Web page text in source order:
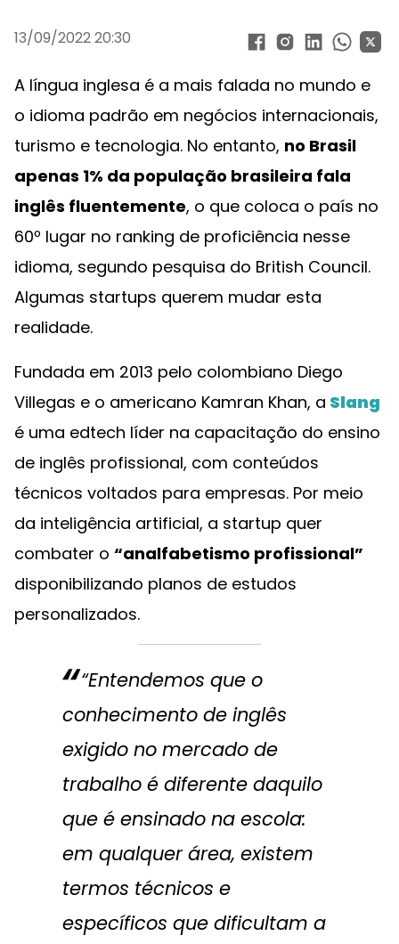
13/09/2022 20:30
A língua inglesa é a mais falada no mundo e
o idioma padrão em negócios internacionais,
turismo e tecnologia. No entanto, no Brasil
apenas 1% da população brasileira fala
inglês fluentemente, o que coloca o país no
60º lugar no ranking de proficiência nesse
idioma, segundo pesquisa do British Council.
Algumas startups querem mudar esta
realidade.
Fundada em 2013 pelo colombiano Diego
Villegas e o americano Kamran Khan, a Slang
é uma edtech líder na capacitação do ensino
de inglês profissional, com conteúdos
técnicos voltados para empresas. Por meio
da inteligência artificial, a startup quer
combater o “analfabetismo profissional”
disponibilizando planos de estudos
personalizados.
“Entendemos que o
conhecimento de inglês
exigido no mercado de
trabalho é diferente daquilo
que é ensinado na escola:
em qualquer área, existem
termos técnicos e
específicos que dificultam a